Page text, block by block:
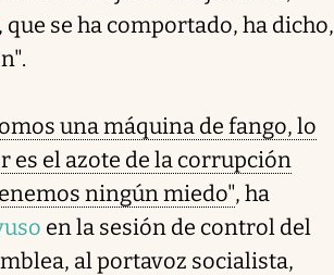
, que se ha comportado, ha dicho,
una máquina de fango, lo
es el azote de la corrupción
ningún miedo", ha
en la sesión de control del
al portavoz socialista,